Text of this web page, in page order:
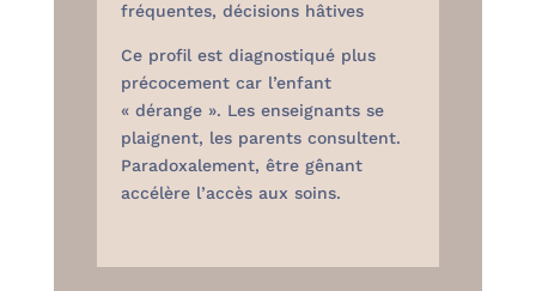
fréquentes, décisions hâtives
Ce profil est diagnostiqué plus
précocement car l’enfant
« dérange ». Les enseignants se
plaignent, les parents consultent.
Paradoxalement, être gênant
accélère l’accès aux soins.